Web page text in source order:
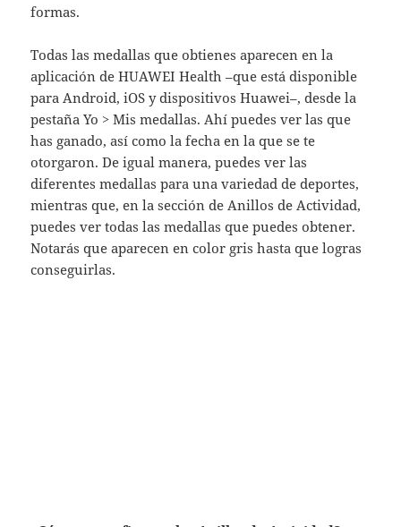
formas.
Todas las medallas que obtienes aparecen en la
aplicación de HUAWEI Health –que está disponible
para Android, iOS y dispositivos Huawei–, desde la
pestaña Yo > Mis medallas. Ahí puedes ver las que
has ganado, así como la fecha en la que se te
otorgaron. De igual manera, puedes ver las
diferentes medallas para una variedad de deportes,
mientras que, en la sección de Anillos de Actividad,
puedes ver todas las medallas que puedes obtener.
Notarás que aparecen en color gris hasta que logras
conseguirlas.